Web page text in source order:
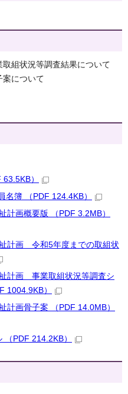
組状況等調査結果について
案について
）
名簿 （PDF 124.4KB）
計画概要版 （PDF 3.2MB）
計画 令和5年度までの取組状
計画 事業取組状況等調査シ
1004.9KB）
計画骨子案 （PDF 14.0MB）
（PDF 214.2KB）